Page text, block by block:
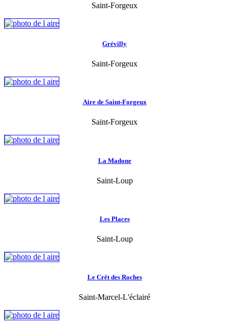
Saint-Forgeux
Grévilly
Saint-Forgeux
Aire de Saint-Forgeux
Saint-Forgeux
La Madone
Saint-Loup
Les Places
Saint-Loup
Le Crêt des Roches
Saint-Marcel-L'éclairé